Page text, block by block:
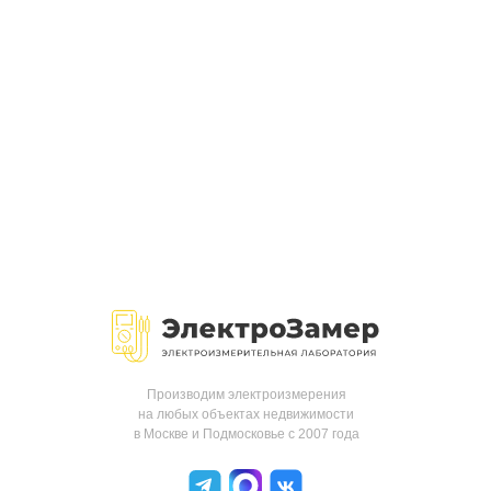
Производим электроизмерения
на любых объектах недвижимости
в Москве и Подмосковье с 2007 года